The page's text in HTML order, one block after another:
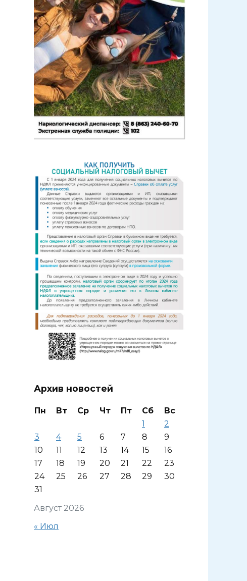
Архив новостей
Август 2026
Пн Вт Ср Чт Пт Сб
Вс
1
2
3
4 5 6 7 8
9
10
11 12 13 14 15
16
17
18 19 20 21 22
23
24
25 26 27 28 29
30
31
« Июл